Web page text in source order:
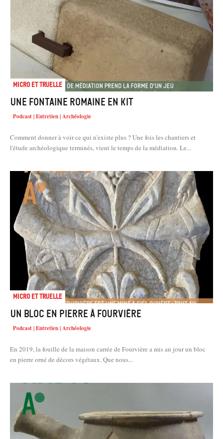
Micro et truelle
Une fontaine romaine en kit
Podcast | Entretien | Archéologie
Comment donner à voir ce qui n'existe plus ? Une fois les chantiers et
l'étude archéologique terminés, vient le temps de la médiation. Le...
Micro et truelle
Un bloc en pierre à Fourvière
Podcast | Entretien | Archéologie
En 2019, la fouille de la maison carrée de Fourvière a mis au jour un bloc
en pierre orné de décors végétaux. Que nous...